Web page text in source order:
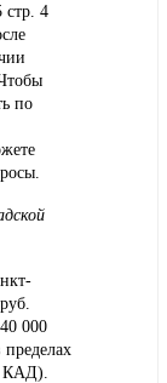
стр. 4
по
000
КАД).